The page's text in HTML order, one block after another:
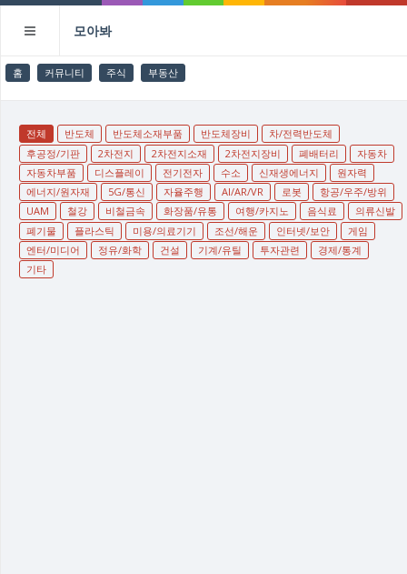
모아봐
홈 커뮤니티 주식 부동산
전체 반도체 반도체소재부품 반도체장비
차/전력반도체
후공정/기판
2차전지 2차전지소재 2차전지장비 폐배터리
자동차
자동차부품
디스플레이 전기전자 수소 신재생에너지
원자력
에너지/원자재
5G/통신 자율주행 AI/AR/VR 로봇
항공/우주/방위
UAM
철강 비철금속 화장품/유통 여행/카지노 음식료
의류신발
폐기물
플라스틱 미용/의료기기 조선/해운 인터넷/보안
게임
엔터/미디어
정유/화학 건설 기계/유틸 투자관련
경제/통계
기타